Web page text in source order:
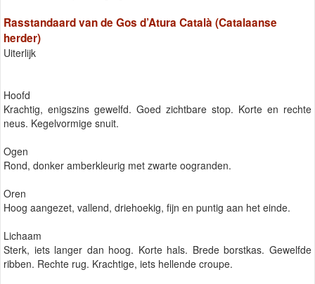
Rasstandaard van de Gos d’Atura Català (Catalaanse
herder)
Uiterlijk
Hoofd
Krachtig, enigszins gewelfd. Goed zichtbare stop. Korte en rechte
neus. Kegelvormige snuit.
Ogen
Rond, donker amberkleurig met zwarte oogranden.
Oren
Hoog aangezet, vallend, driehoekig, fijn en puntig aan het einde.
Lichaam
Sterk, iets langer dan hoog. Korte hals. Brede borstkas. Gewelfde
ribben. Rechte rug. Krachtige, iets hellende croupe.